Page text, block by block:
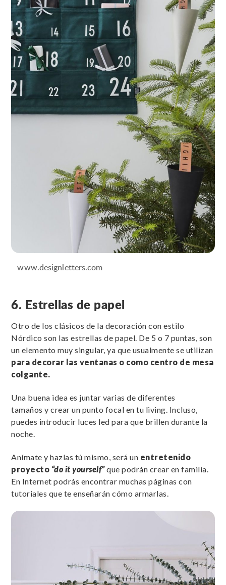
www.designletters.com
6. Estrellas de papel
Otro de los clásicos de la decoración con estilo
Nórdico son las estrellas de papel. De 5 o 7 puntas, son
un elemento muy singular, ya que usualmente se utilizan
para decorar las ventanas o como centro de mesa
colgante.
Una buena idea es juntar varias de diferentes
tamaños y crear un punto focal en tu living. Incluso,
puedes introducir luces led para que brillen durante la
noche.
Anímate y hazlas tú mismo, será un entretenido
proyecto “do it yourself”que podrán crear en familia.
En Internet podrás encontrar muchas páginas con
tutoriales que te enseñarán cómo armarlas.